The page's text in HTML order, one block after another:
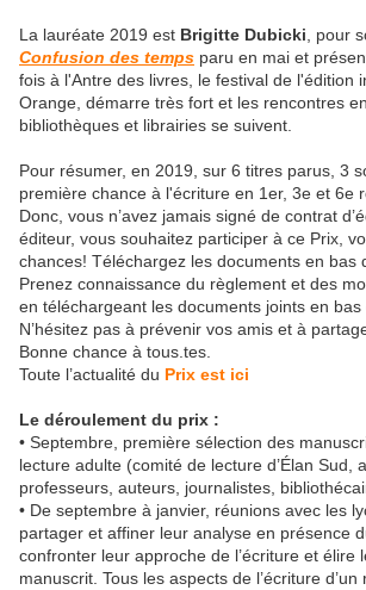
La lauréate 2019 est Brigitte Dubicki , pour
Confusion des temps paru en mai et
fois à l'Antre des livres, le festival de l'édition
Orange, démarre très fort et les rencontres
bibliothèques et librairies se suivent.
Pour résumer, en 2019, sur 6 titres parus, 3
première chance à l'écriture en 1er, 3e et 6e
Donc, vous n’avez jamais signé de contrat
éditeur, vous souhaitez participer à ce Prix,
chances! Téléchargez les documents en bas
Prenez connaissance du règlement et des
en téléchargeant les documents joints en bas
N’hésitez pas à prévenir vos amis et à
Bonne chance à tous.tes.
Toute l’actualité du Prix est ici
Le déroulement du prix :
• Septembre, première sélection des
lecture adulte (comité de lecture d’Élan Sud,
professeurs, auteurs, journalistes,
• De septembre à janvier, réunions avec les
partager et affiner leur analyse en présence
confronter leur approche de l’écriture et élire
manuscrit. Tous les aspects de l’écriture d’un